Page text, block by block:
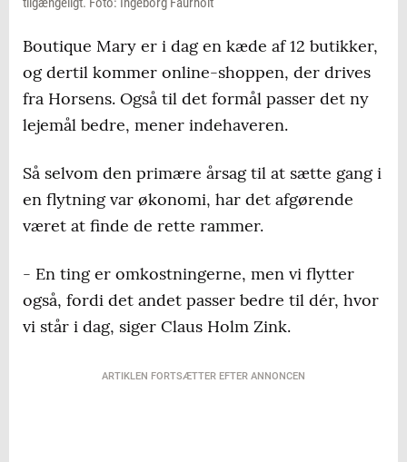
Boutique Mary er i dag en kæde af 12 butikker,
og dertil kommer online-shoppen, der drives
fra Horsens. Også til det formål passer det ny
lejemål bedre, mener indehaveren.
Så selvom den primære årsag til at sætte gang i
en flytning var økonomi, har det afgørende
været at finde de rette rammer.
- En ting er omkostningerne, men vi flytter
også, fordi det andet passer bedre til dér, hvor
vi står i dag, siger Claus Holm Zink.
ARTIKLEN FORTSÆTTER EFTER ANNONCEN